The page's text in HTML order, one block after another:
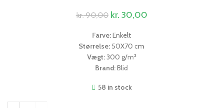
kr.90,00 kr. 30,00
Farve:Enkelt
Størrelse: 50X70 cm
Vægt:300 g/m²
Brand:Blid
58 in stock